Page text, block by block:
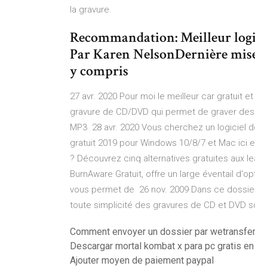
la gravure.
Recommandation: Meilleur
Par Karen NelsonDernière
y compris
27 avr. 2020 Pour moi le meilleur car gratuit
gravure de CD/DVD qui permet de graver
MP3 28 avr. 2020 Vous cherchez un logiciel
gratuit 2019 pour Windows 10/8/7 et Mac ici
? Découvrez cinq alternatives gratuites aux
BurnAware Gratuit, offre un large éventail
vous permet de 26 nov. 2009 Dans ce
toute simplicité des gravures de CD et DVD
Comment envoyer un dossier par wetransfer
Descargar mortal kombat x para pc gratis
Ajouter moyen de paiement paypal